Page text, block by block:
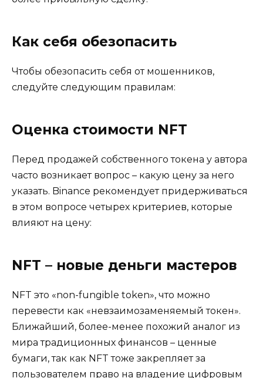
Как себя обезопасить
Чтобы обезопасить себя от мошенников,
следуйте следующим правилам:
Оценка стоимости NFT
Перед продажей собственного токена у автора
часто возникает вопрос – какую цену за него
указать. Binance рекомендует придерживаться
в этом вопросе четырех критериев, которые
влияют на цену:
NFT – новые деньги мастеров
NFT это «non-fungible token», что можно
перевести как «невзаимозаменяемый токен».
Ближайший, более-менее похожий аналог из
мира традиционных финансов – ценные
бумаги, так как NFT тоже закрепляет за
пользователем право на владение цифровым